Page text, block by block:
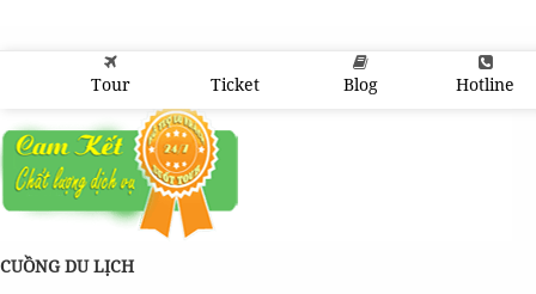
Tour Ticket Blog Hotline
CUỒNG DU LỊCH